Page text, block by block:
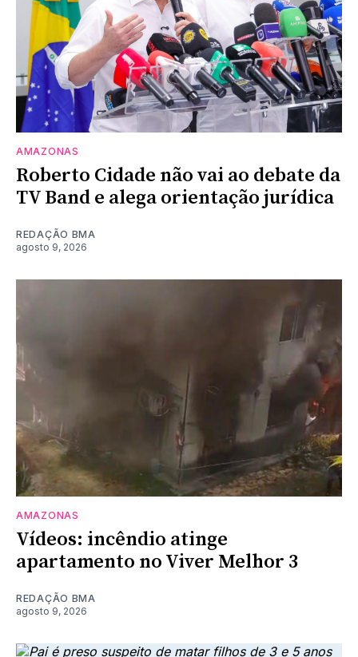
AMAZONAS
Roberto Cidade não vai ao debate da
TV Band e alega orientação jurídica
REDAÇÃO BMA
agosto 9, 2026
AMAZONAS
Vídeos: incêndio atinge
apartamento no Viver Melhor 3
REDAÇÃO BMA
agosto 9, 2026